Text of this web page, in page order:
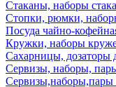
Стаканы, наборы
Стопки, рюмки,
Посуда чайно-
Кружки, наборы
Сахарницы, дозаторы
Сервизы, наборы,
Сервизы,наборы,пары